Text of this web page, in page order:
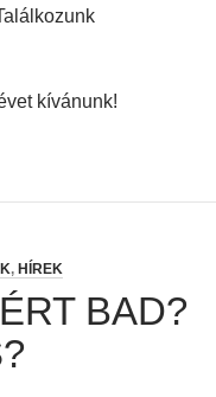
kívánunk!
, HÍREK
BAD?